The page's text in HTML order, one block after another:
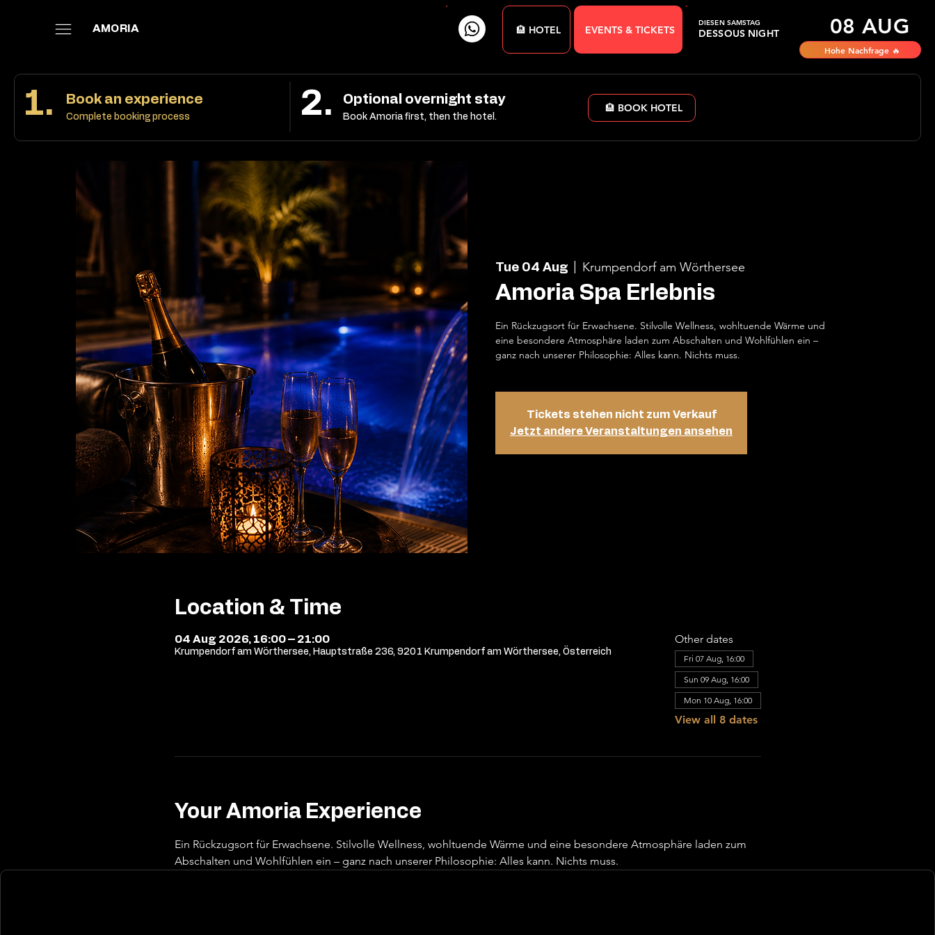
🏨 HOTEL EVENTS & TICKETS DESSOUS NIGHT 08 AUG
DIESEN SAMSTAG
Hohe Nachfrage 🔥
AMORIA
1. Book an experience
Complete booking process 2. Optional overnight stay
Book Amoria first, then the hotel.
🏨 BOOK HOTEL
Tue 04 Aug Krumpendorf am Wörthersee
Amoria Spa Erlebnis
Ein Rückzugsort für Erwachsene. Stilvolle Wellness, wohltuende Wärme und
eine besondere Atmosphäre laden zum Abschalten und Wohlfühlen ein –
ganz nach unserer Philosophie: Alles kann. Nichts muss.
Tickets stehen nicht zum Verkauf
Jetzt andere Veranstaltungen ansehen
Location & Time
04 Aug 2026, 16:00 – 21:00
Krumpendorf am Wörthersee, Hauptstraße 236, 9201 Krumpendorf am Wörthersee, Österreich
Other dates
Fri 07 Aug, 16:00
Sun 09 Aug, 16:00
Mon 10 Aug, 16:00
View all 8 dates
Your Amoria Experience
Ein Rückzugsort für Erwachsene. Stilvolle Wellness, wohltuende Wärme und eine besondere Atmosphäre laden zum
Abschalten und Wohlfühlen ein – ganz nach unserer Philosophie: Alles kann. Nichts muss.